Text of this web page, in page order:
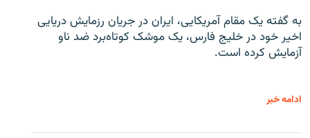
به گفته یک مقام آمریکایی، ایران در جریان رزمایش دریایی
اخیر خود در خلیج فارس، یک موشک کوتاه‌برد ضد ناو
آزمایش کرده است.
ادامه خبر